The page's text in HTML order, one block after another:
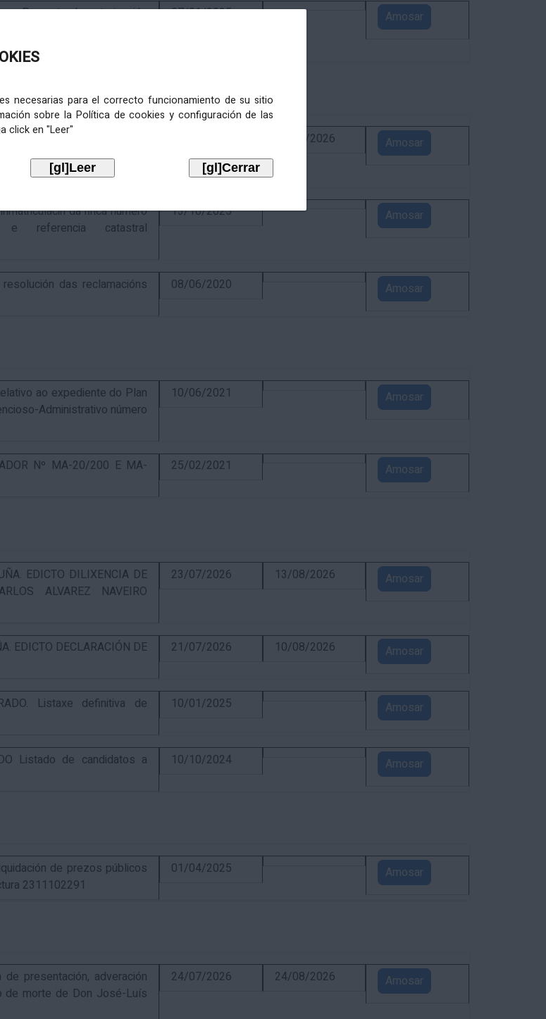
necesarias para el correcto funcionamiento de su sitio
sobre la Política de cookies y configuración de las
click en "Leer"
ao Proxecto de autorización
ERM 16/4 Q.9000-D sita
4-1
07/01/2025 Amosar
das cotas estatais e
cuxa xestión recadatoria
02/09/2026 Amosar
da finca número
e referencia catastral
13/10/2025 Amosar
das reclamacións
08/06/2020 Amosar
ao expediente do Plan
Administrativo número
10/06/2021 Amosar
Nº MA-20/200 E MA-
25/02/2021 Amosar
EDICTO DILIXENCIA DE
ALVAREZ NAVEIRO
23/07/2026 13/08/2026 Amosar
EDICTO DECLARACIÓN DE
21/07/2026 10/08/2026 Amosar
Listaxe definitiva de
10/01/2025 Amosar
Listado de candidatos a
10/10/2024 Amosar
de prezos públicos
2311102291
01/04/2025 Amosar
de presentación, adveración
de morte de Don José-Luís
24/07/2026 24/08/2026 Amosar